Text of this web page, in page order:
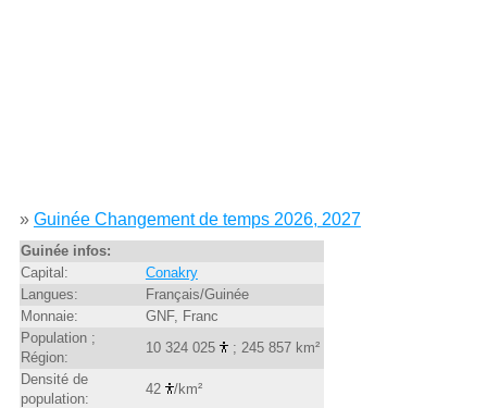
» Guinée Changement de temps 2026, 2027
Guinée infos:
Capital:
Conakry
Langues:
Français/Guinée
Monnaie:
GNF, Franc
Population ;
Région:
10 324 025
; 245 857 km²
Densité de
population:
42
/km²